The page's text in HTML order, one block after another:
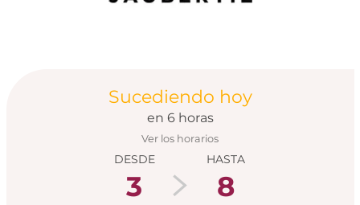
Horarios y datos
Sucediendo hoy
en 6 horas
Ver los horarios
DESDE
3
HASTA
8